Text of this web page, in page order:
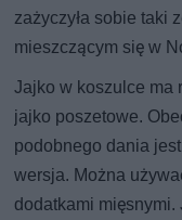
zażyczyła sobie taki
mieszczącym się w
Jajko w koszulce ma
jajko poszetowe.
podobnego dania
wersja. Można
dodatkami